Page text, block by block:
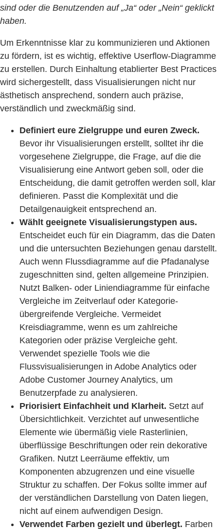
sind oder die Benutzenden auf „Ja“ oder „Nein“ geklickt
haben.
Um Erkenntnisse klar zu kommunizieren und Aktionen
zu fördern, ist es wichtig, effektive Userflow-Diagramme
zu erstellen. Durch Einhaltung etablierter Best Practices
wird sichergestellt, dass Visualisierungen nicht nur
ästhetisch ansprechend, sondern auch präzise,
verständlich und zweckmäßig sind.
Definiert eure Zielgruppe und euren Zweck.
Bevor ihr Visualisierungen erstellt, solltet ihr die
vorgesehene Zielgruppe, die Frage, auf die die
Visualisierung eine Antwort geben soll, oder die
Entscheidung, die damit getroffen werden soll, klar
definieren. Passt die Komplexität und die
Detailgenauigkeit entsprechend an.
Wählt geeignete Visualisierungstypen aus.
Entscheidet euch für ein Diagramm, das die Daten
und die untersuchten Beziehungen genau darstellt.
Auch wenn Flussdiagramme auf die Pfadanalyse
zugeschnitten sind, gelten allgemeine Prinzipien.
Nutzt Balken- oder Liniendiagramme für einfache
Vergleiche im Zeitverlauf oder Kategorie-
übergreifende Vergleiche. Vermeidet
Kreisdiagramme, wenn es um zahlreiche
Kategorien oder präzise Vergleiche geht.
Verwendet spezielle Tools wie die
Flussvisualisierungen in Adobe Analytics oder
Adobe Customer Journey Analytics, um
Benutzerpfade zu analysieren.
Priorisiert Einfachheit und Klarheit. Setzt auf
Übersichtlichkeit. Verzichtet auf unwesentliche
Elemente wie übermäßig viele Rasterlinien,
überflüssige Beschriftungen oder rein dekorative
Grafiken. Nutzt Leerräume effektiv, um
Komponenten abzugrenzen und eine visuelle
Struktur zu schaffen. Der Fokus sollte immer auf
der verständlichen Darstellung von Daten liegen,
nicht auf einem aufwendigen Design.
Verwendet Farben gezielt und überlegt. Farben